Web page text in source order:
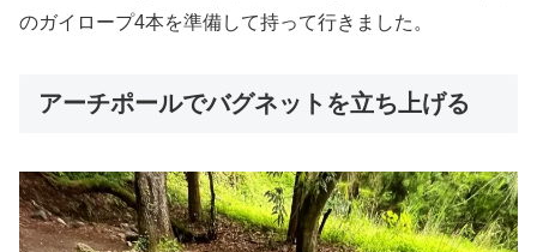
のガイロープ4本を準備して持って行きました。
アーチポールでバグネットを立ち上げる